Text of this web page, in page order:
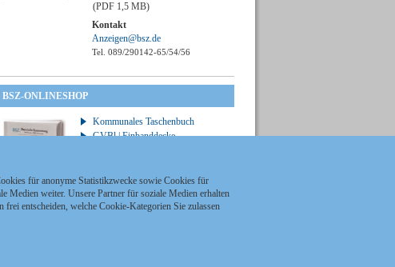
(PDF 1,5 MB)
Kontakt
Anzeigen@bsz.de
Tel. 089/290142-65/54/56
BSZ-ONLINESHOP
Kommunales Taschenbuch
GVBl | Einbanddecke
für anonyme Statistikzwecke sowie Cookies für
Medien weiter. Unsere Partner für soziale Medien erhalten
entscheiden, welche Cookie-Kategorien Sie zulassen